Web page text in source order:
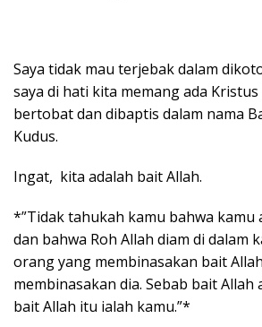
Saya tidak mau terjebak dalam
saya di hati kita memang ada
bertobat dan dibaptis dalam nama
Kudus.
Ingat, kita adalah bait Allah.
*”Tidak tahukah kamu bahwa kamu
dan bahwa Roh Allah diam di dalam
orang yang membinasakan bait
membinasakan dia. Sebab bait Allah
bait Allah itu ialah kamu.”*